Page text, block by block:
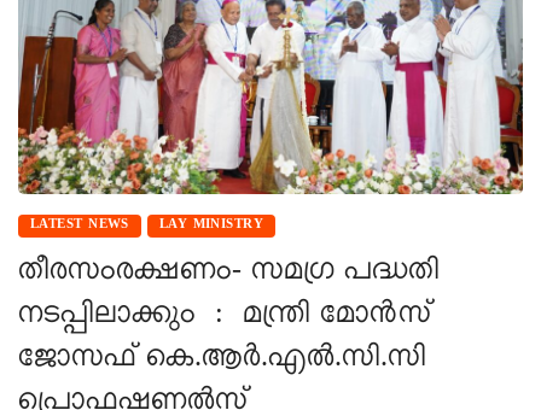
LATEST NEWS LAY MINISTRY
തീരസംരക്ഷണം- സമഗ്ര പദ്ധതി
നടപ്പിലാക്കും : മന്ത്രി മോൻസ്
ജോസഫ് കെ.ആർ.എൽ.സി.സി